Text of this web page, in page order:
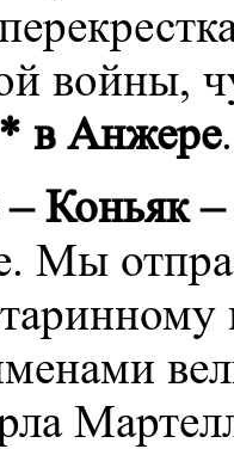
войны,
в Анжере.
– Коньяк
Мы